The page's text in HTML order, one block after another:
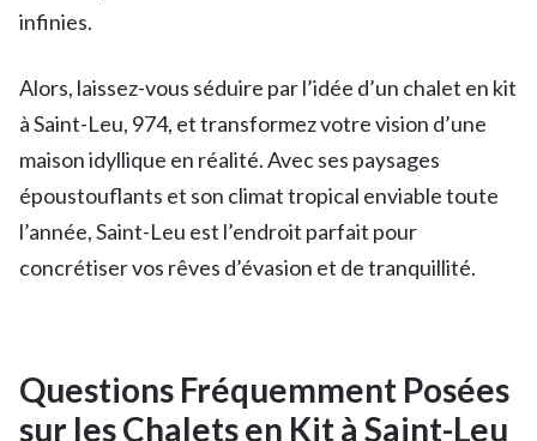
infinies.
Alors, laissez-vous séduire par l’idée d’un chalet en kit
à Saint-Leu, 974, et transformez votre vision d’une
maison idyllique en réalité. Avec ses paysages
époustouflants et son climat tropical enviable toute
l’année, Saint-Leu est l’endroit parfait pour
concrétiser vos rêves d’évasion et de tranquillité.
Questions Fréquemment Posées
sur les Chalets en Kit à Saint-Leu